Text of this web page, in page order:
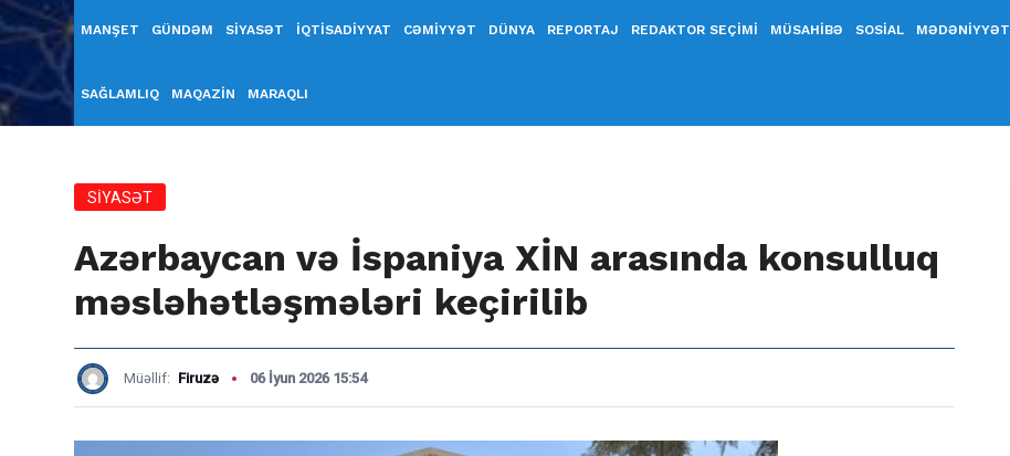
MANŞET GÜNDƏM SİYASƏT İQTİSADİYYAT CƏMİYYƏT DÜNYA REPORTAJ REDAKTOR SEÇİMİ MÜSAHİBƏ SOSİAL MƏDƏNİYYƏT
SAĞLAMLIQ MAQAZİN MARAQLI
SİYASƏT
Azərbaycan və İspaniya XİN arasında konsulluq
məsləhətləşmələri keçirilib
Müəllif: Firuzə 06 İyun 2026 15:54